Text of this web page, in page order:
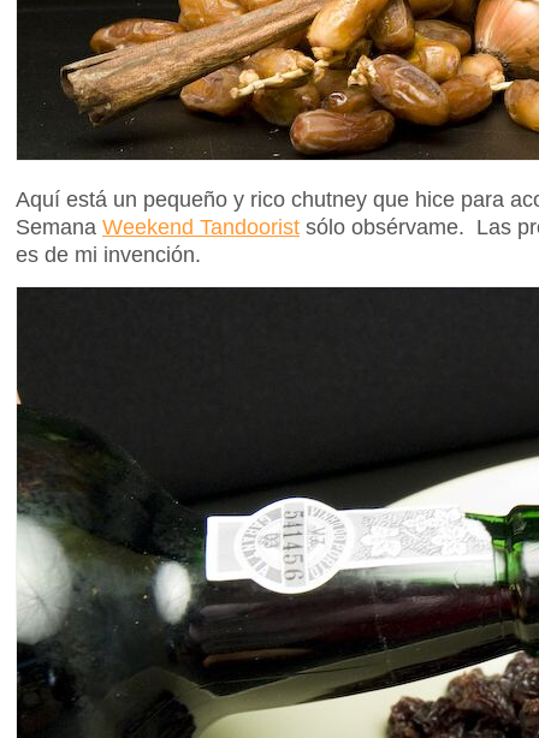
Aquí está un pequeño y rico chutney que hice para
Semana Weekend Tandoorist sólo obsérvame. Las
es de mi invención.